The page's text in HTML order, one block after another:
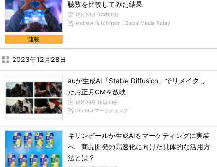
連載
聴数を比較してみた結果
12月29日 07時00分
Andrew Hutchinson，Social Media Today
2023年12月28日
auが生成AI「Stable Diffusion」でリメイクし
たお正月CMを放映
12月28日 18時00分
ITmedia マーケティング
キリンビールが生成AIをマーケティングに実装
へ 商品開発の高速化に向けた具体的な活用方
法とは？